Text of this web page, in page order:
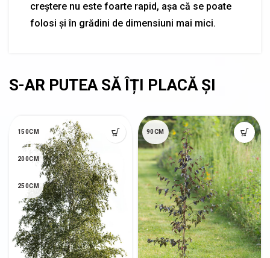
creștere nu este foarte rapid, așa că se poate
folosi și în grădini de dimensiuni mai mici.
150CM
200CM
250CM
90CM